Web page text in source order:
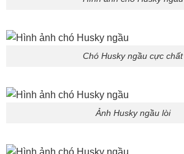
Chó Husky ngầu cực chất
Ảnh Husky ngầu lòi